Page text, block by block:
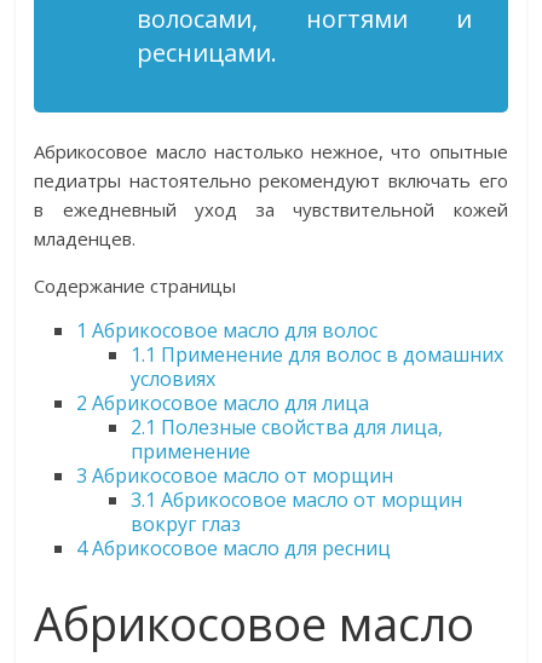
волосами, ногтями и
ресницами.
Абрикосовое масло настолько нежное, что опытные
педиатры настоятельно рекомендуют включать его
в ежедневный уход за чувствительной кожей
младенцев.
Содержание страницы
1 Абрикосовое масло для волос
1.1 Применение для волос в домашних
условиях
2 Абрикосовое масло для лица
2.1 Полезные свойства для лица,
применение
3 Абрикосовое масло от морщин
3.1 Абрикосовое масло от морщин
вокруг глаз
4Абрикосовое масло для ресниц
Абрикосовое масло